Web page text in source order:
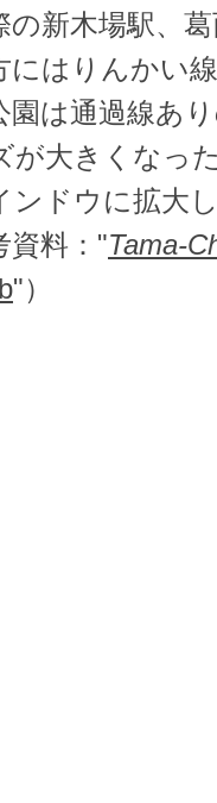
新木場駅、
にはりんかい
園は通過線あ
が大きくなっ
ンドウに拡大
資料："Tama-
"）